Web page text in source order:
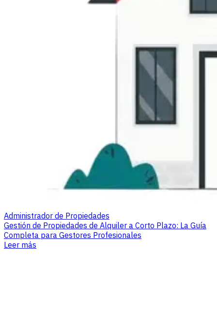
Administrador de Propiedades
Gestión de Propiedades de Alquiler a Corto Plazo: La Guía
Completa para Gestores Profesionales
Leer más